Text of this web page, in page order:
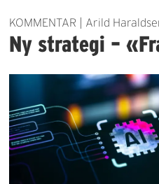
KOMMENTAR | Arild
Ny strategi –